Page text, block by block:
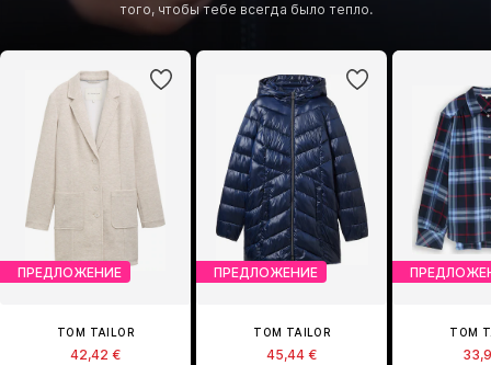
того, чтобы тебе всегда было тепло.
ПРЕДЛОЖЕНИЕ
TOM TAILOR
42,42 €
ПРЕДЛОЖЕНИЕ
TOM TAILOR
45,44 €
TOM